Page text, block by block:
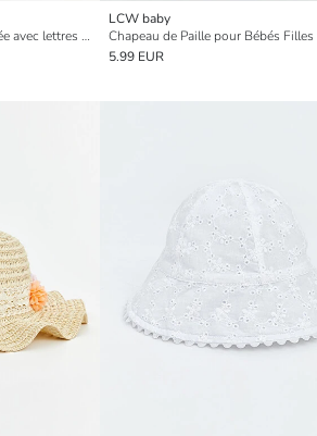
Casquette de baseball brodée avec lettres pour bébés filles
LCW baby
Chapeau de Paille pour Bébés Filles
5.99 EUR